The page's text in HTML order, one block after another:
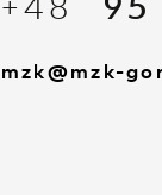
mzk@mzk-